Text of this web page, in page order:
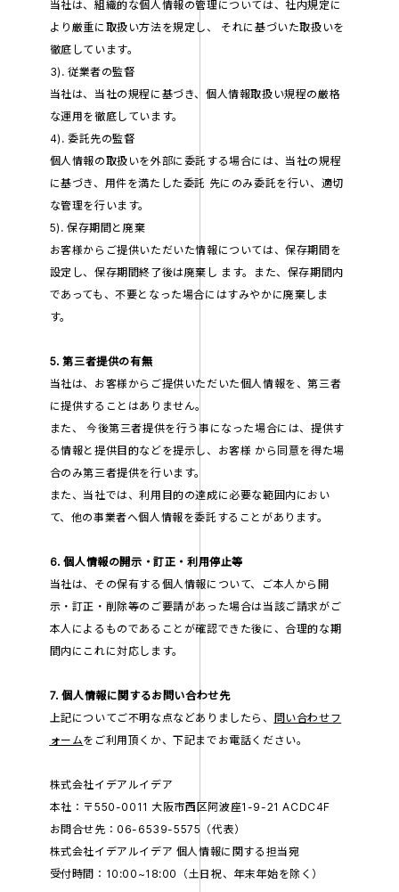
当社は、組織的な個人情報の管理については、社内規定に
より厳重に取扱い方法を規定し、 それに基づいた取扱いを
徹底しています。
3). 従業者の監督
当社は、当社の規程に基づき、個人情報取扱い規程の厳格
な運用を徹底しています。
4). 委託先の監督
個人情報の取扱いを外部に委託する場合には、当社の規程
に基づき、用件を満たした委託 先にのみ委託を行い、適切
な管理を行います。
5). 保存期間と廃棄
お客様からご提供いただいた情報については、保存期間を
設定し、保存期間終了後は廃棄し ます。また、保存期間内
であっても、不要となった場合にはすみやかに廃棄しま
す。
5. 第三者提供の有無
当社は、お客様からご提供いただいた個人情報を、第三者
に提供することはありません。
また、 今後第三者提供を行う事になった場合には、提供す
る情報と提供目的などを提示し、お客様 から同意を得た場
合のみ第三者提供を行います。
また、当社では、利用目的の達成に必要な範囲内におい
て、他の事業者へ個人情報を委託することがあります。
6. 個人情報の開示・訂正・利用停止等
当社は、その保有する個人情報について、ご本人から開
示・訂正・削除等のご要請があった場合は当該ご請求がご
本人によるものであることが確認できた後に、合理的な期
間内にこれに対応します。
7. 個人情報に関するお問い合わせ先
上記についてご不明な点などありましたら、
問い合わせフ
ォームをご利用頂くか、下記までお電話ください。
株式会社イデアルイデア
本社：〒550-0011 大阪市西区阿波座1-9-21 ACDC4F
お問合せ先：06-6539-5575（代表）
株式会社イデアルイデア 個人情報に関する担当宛
受付時間：10:00~18:00（土日祝、年末年始を除く）